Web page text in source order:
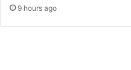
স
ভা
9 hours ago